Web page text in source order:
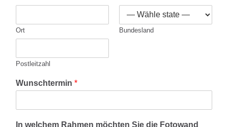
Ort Bundesland
Postleitzahl
Wunschtermin *
In welchem Rahmen möchten Sie die Fotowand